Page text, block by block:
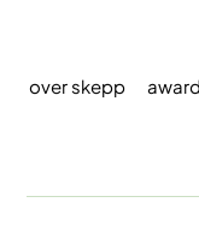
over skepp